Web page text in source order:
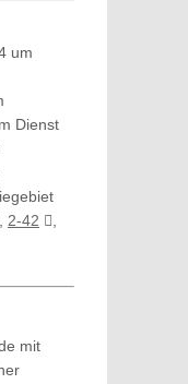
um
Dienst
2-42
mit